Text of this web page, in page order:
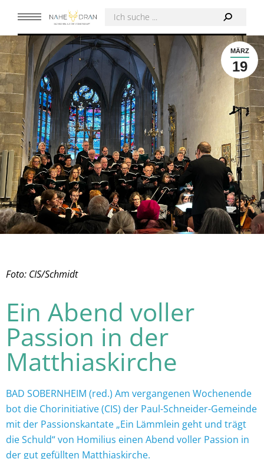
MÄRZ
19
Foto: CIS/Schmidt
Ein Abend voller
Passion in der
Matthiaskirche
BAD SOBERNHEIM (red.) Am vergangenen Wochenende
bot die Chorinitiative (CIS) der Paul-Schneider-Gemeinde
mit der Passionskantate „Ein Lämmlein geht und trägt
die Schuld“ von Homilius einen Abend voller Passion in
der gut gefüllten Matthiaskirche.